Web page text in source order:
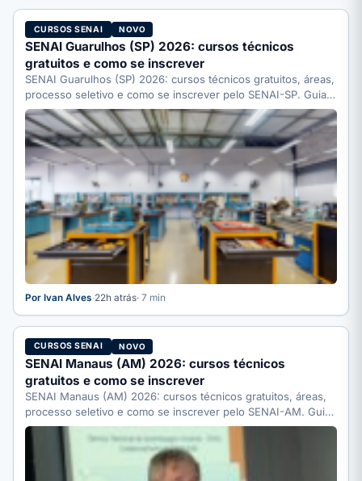
CURSOS SENAI NOVO
SENAI Guarulhos (SP) 2026: cursos técnicos
gratuitos e como se inscrever
SENAI Guarulhos (SP) 2026: cursos técnicos gratuitos, áreas,
processo seletivo e como se inscrever pelo SENAI-SP. Guia
completo.
Por Ivan Alves·22h atrás· 7 min
CURSOS SENAI NOVO
SENAI Manaus (AM) 2026: cursos técnicos
gratuitos e como se inscrever
SENAI Manaus (AM) 2026: cursos técnicos gratuitos, áreas,
processo seletivo e como se inscrever pelo SENAI-AM. Guia
completo.